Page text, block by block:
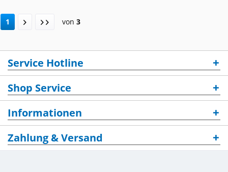
1 von 3
Service Hotline
Shop Service
Informationen
Zahlung & Versand